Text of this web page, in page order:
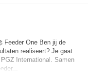
Feeder One Ben jij de
realiseert? Je gaat
International. Samen